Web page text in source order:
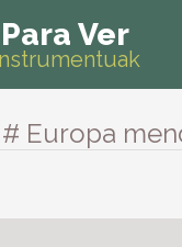
Ver
# Europa